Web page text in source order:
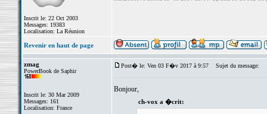
Inscrit le: 22 Oct 2003
Messages: 19383
Localisation: La Réunion
Revenir en haut de page
zmag
PowerBook de Saphir
Inscrit le: 30 Mar 2009
Messages: 161
Localisation: France
Post� le: Ven 03 F�v 2017 à 9:57 Sujet du message:
Bonjour,
ch-vox a �crit: